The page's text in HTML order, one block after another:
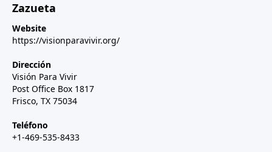
Zazueta
Website
https://visionparavivir.org/
Dirección
Visión Para Vivir
Post Office Box 1817
Frisco, TX 75034
Teléfono
+1-469-535-8433